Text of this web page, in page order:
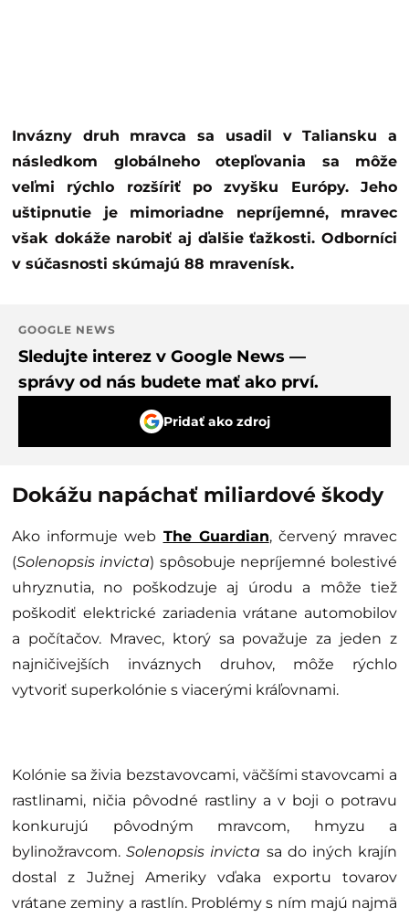
Invázny druh mravca sa usadil v Taliansku a
následkom globálneho otepľovania sa môže
veľmi rýchlo rozšíriť po zvyšku Európy. Jeho
uštipnutie je mimoriadne nepríjemné, mravec
však dokáže narobiť aj ďalšie ťažkosti. Odborníci
v súčasnosti skúmajú 88 mravenísk.
GOOGLE NEWS
Sledujte interez v Google News —
správy od nás budete mať ako prví.
Pridať ako zdroj
Dokážu napáchať miliardové škody
Ako informuje web The Guardian, červený mravec
(Solenopsis invicta) spôsobuje nepríjemné bolestivé
uhryznutia, no poškodzuje aj úrodu a môže tiež
poškodiť elektrické zariadenia vrátane automobilov
a počítačov. Mravec, ktorý sa považuje za jeden z
najničivejších inváznych druhov, môže rýchlo
vytvoriť superkolónie s viacerými kráľovnami.
Kolónie sa živia bezstavovcami, väčšími stavovcami a
rastlinami, ničia pôvodné rastliny a v boji o potravu
konkurujú pôvodným mravcom, hmyzu a
bylinožravcom.Solenopsis invicta sa do iných krajín
dostal z Južnej Ameriky vďaka exportu tovarov
vrátane zeminy a rastlín. Problémy s ním majú najmä